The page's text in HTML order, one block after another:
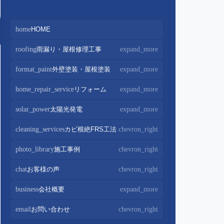
homeHOME
roofing雨漏り・屋根修理工事 expand_more
屋根修理・屋根工事 chevron_right
部分屋根工事 chevron_right
棟板金包み直し工事 chevron_right
棟板金工事 chevron_right
format_paint外壁塗装・屋根塗装 expand_more
外壁塗装 chevron_right
home_repair_service リフォーム expand_more
キッチンリフォーム chevron_right
家電・設備リフォーム chevron_right
外構リフォーム chevron_right
solar_power太陽光発電 expand_more
太陽光パネル設置 chevron_right
cleaning_servicesカビ根絶FRS工法 chevron_right
photo_library施工事例 chevron_right
chatお客様の声 chevron_right
business会社概要 expand_more
会社案内 chevron_right
emailお問い合わせ chevron_right